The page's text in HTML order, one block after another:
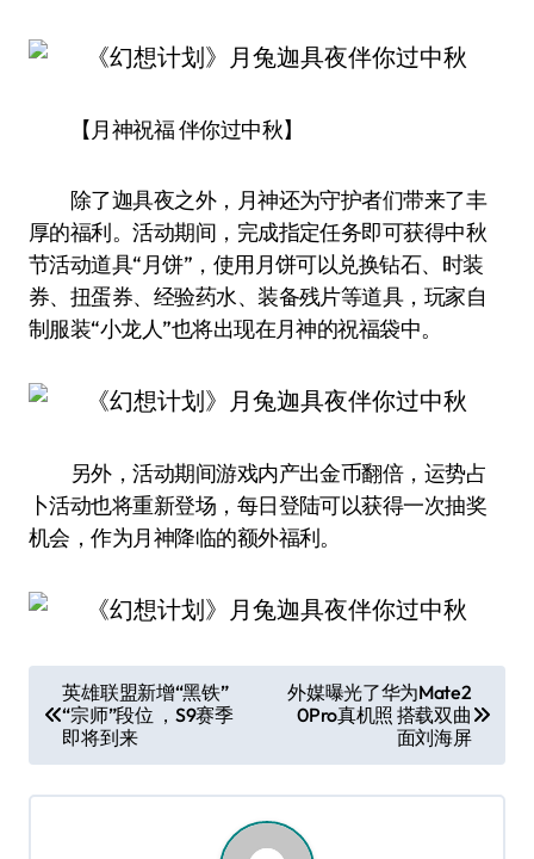
【月神祝福 伴你过中秋】
除了迦具夜之外，月神还为守护者们带来了丰
厚的福利。活动期间，完成指定任务即可获得中秋
节活动道具“月饼”，使用月饼可以兑换钻石、时装
券、扭蛋券、经验药水、装备残片等道具，玩家自
制服装“小龙人”也将出现在月神的祝福袋中。
另外，活动期间游戏内产出金币翻倍，运势占
卜活动也将重新登场，每日登陆可以获得一次抽奖
机会，作为月神降临的额外福利。
章
导
航
英雄联盟新增“黑铁”
“宗师”段位 ，S9赛季
即将到来
外媒曝光了华为Mate2
0Pro真机照 搭载双曲
面刘海屏